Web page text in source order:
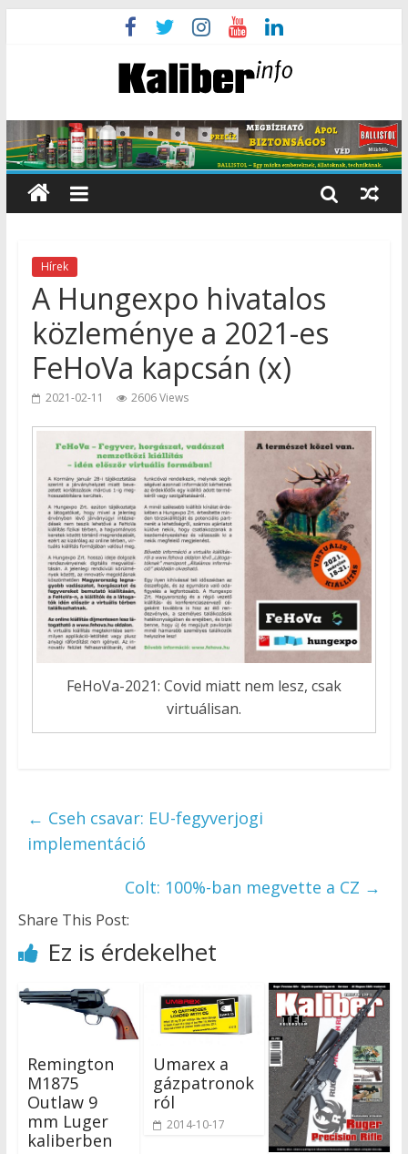
Hírek
A Hungexpo hivatalos
közleménye a 2021-es
FeHoVa kapcsán (x)
2021-02-11 2606 Views
FeHoVa-2021: Covid miatt nem lesz, csak
virtuálisan.
← Cseh csavar: EU-fegyverjogi
implementáció
Colt: 100%-ban megvette a CZ →
Share This Post:
Ez is érdekelhet
Remington
M1875
Outlaw 9
mm Luger
kaliberben
Umarex a
gázpatronok
ról
2014-10-17